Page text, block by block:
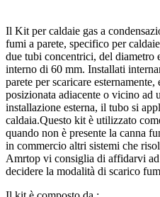
Il Kit per caldaie gas a
fumi a parete, specifico per
due tubi concentrici, del diametro
interno di 60 mm. Installati
parete per scaricare esternamente,
posizionata adiacente o vicino ad
installazione esterna, il tubo si
caldaia.Questo kit è utilizzato
quando non è presente la canna
in commercio altri sistemi che
Amrtop vi consiglia di affidarvi
decidere la modalità di scarico